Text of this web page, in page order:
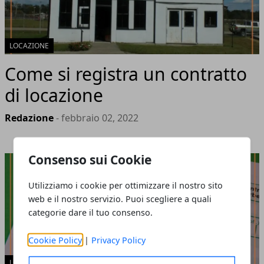
Consenso sui Cookie
Utilizziamo i cookie per ottimizzare il nostro sito
web e il nostro servizio. Puoi scegliere a quali
categorie dare il tuo consenso.
Cookie Policy | Privacy Policy
LOCAZIONE
Come si registra un contratto
di locazione
Redazione- febbraio 02, 2022